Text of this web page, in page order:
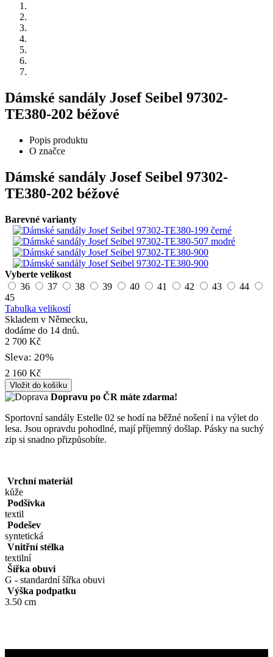
Dámské sandály Josef Seibel 97302-
TE380-202 béžové
Popis produktu
O značce
Dámské sandály Josef Seibel 97302-
TE380-202 béžové
Barevné varianty
Vyberte velikost
36
37 38 39 40 41 42 43
44
45
Tabulka velikostí
Skladem v Německu,
dodáme do 14 dnů.
2 700 Kč
Sleva: 20%
2 160 Kč
Vložit do košíku
Dopravu po ČR máte zdarma!
Sportovní sandály Estelle 02 se hodí na běžné nošení i na výlet do
lesa. Jsou opravdu pohodlné, mají příjemný došlap. Pásky na suchý
zip si snadno přizpůsobíte.
Vrchní materiál
kůže
Podšívka
textil
Podešev
syntetická
Vnitřní stélka
textilní
Šířka obuvi
G - standardní šířka obuvi
Výška podpatku
3.50 cm